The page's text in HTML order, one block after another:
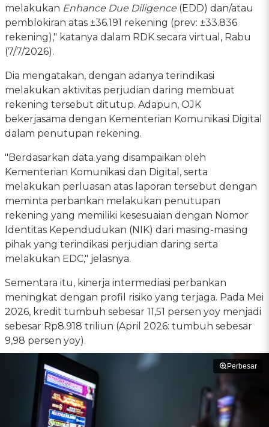
melakukan Enhance Due Diligence (EDD) dan/atau
pemblokiran atas ±36.191 rekening (prev: ±33.836
rekening)," katanya dalam RDK secara virtual, Rabu
(7/7/2026).
Dia mengatakan, dengan adanya terindikasi
melakukan aktivitas perjudian daring membuat
rekening tersebut ditutup. Adapun, OJK
bekerjasama dengan Kementerian Komunikasi Digital
dalam penutupan rekening.
"Berdasarkan data yang disampaikan oleh
Kementerian Komunikasi dan Digital, serta
melakukan perluasan atas laporan tersebut dengan
meminta perbankan melakukan penutupan
rekening yang memiliki kesesuaian dengan Nomor
Identitas Kependudukan (NIK) dari masing-masing
pihak yang terindikasi perjudian daring serta
melakukan EDC," jelasnya.
Sementara itu, kinerja intermediasi perbankan
meningkat dengan profil risiko yang terjaga. Pada Mei
2026, kredit tumbuh sebesar 11,51 persen yoy menjadi
sebesar Rp8.918 triliun (April 2026: tumbuh sebesar
9,98 persen yoy).
Perbesar